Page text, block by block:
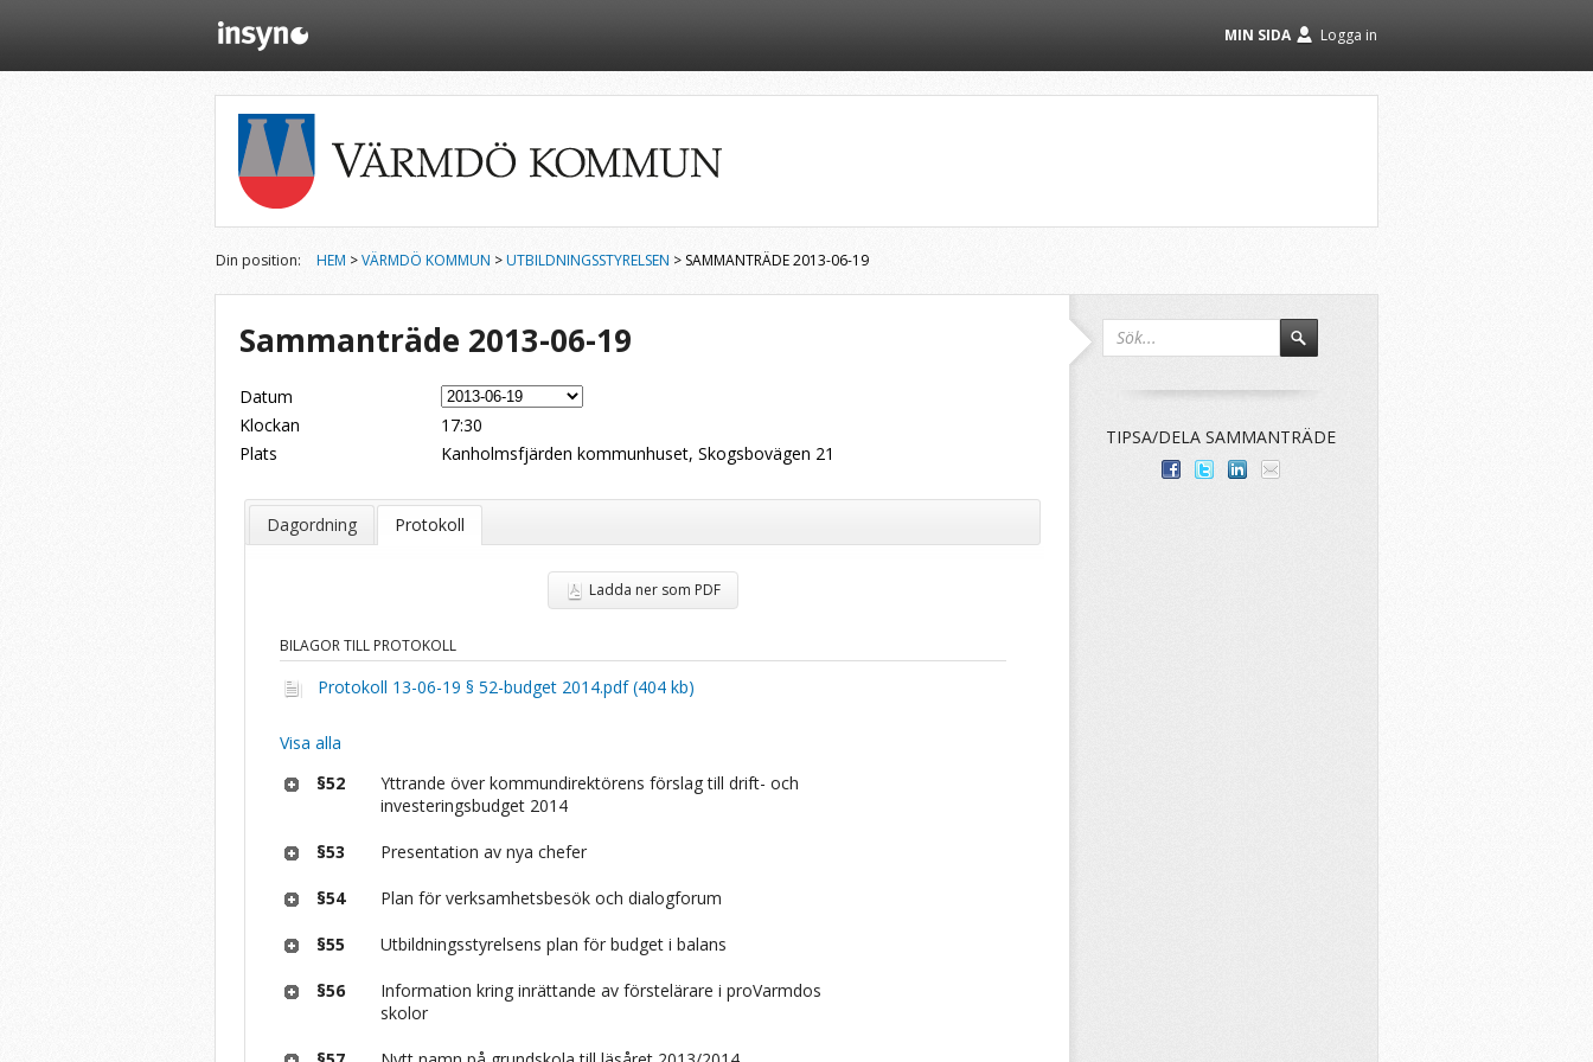
Logga in
MIN SIDA
Din position: HEM >VÄRMDÖ KOMMUN >UTBILDNINGSSTYRELSEN > SAMMANTRÄDE 2013-06-19
Sammanträde 2013-06-19
Datum
Klockan
17:30
Plats
Kanholmsfjärden kommunhuset, Skogsbovägen 21
Dagordning Protokoll
Ladda ner som PDF
BILAGOR TILL PROTOKOLL
Protokoll 13-06-19 § 52-budget 2014.pdf (404 kb)
Visa alla
§52
Yttrande över kommundirektörens förslag till drift- och
investeringsbudget 2014
§53 Presentation av nya chefer
§54 Plan för verksamhetsbesök och dialogforum
§55 Utbildningsstyrelsens plan för budget i balans
§56
Information kring inrättande av förstelärare i proVarmdos
skolor
TIPSA/DELA SAMMANTRÄDE